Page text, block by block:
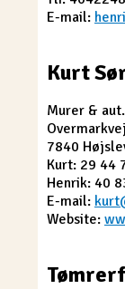
E-mail:
Kurt
Murer &
7840
Kurt: 29 44
Henrik: 40
E-mail:
Website: